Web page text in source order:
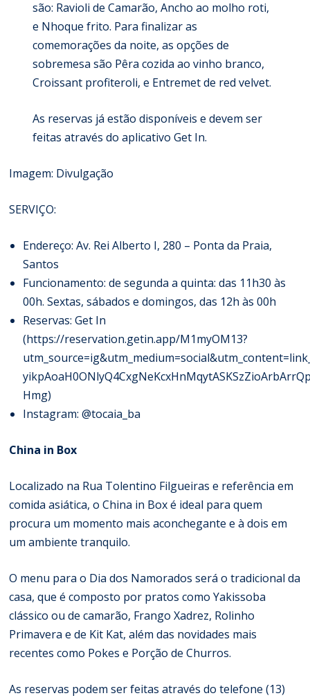
são: Ravioli de Camarão, Ancho ao molho roti,
e Nhoque frito. Para finalizar as
comemorações da noite, as opções de
sobremesa são Pêra cozida ao vinho branco,
Croissant profiteroli, e Entremet de red velvet.
As reservas já estão disponíveis e devem ser
feitas através do aplicativo Get In.
Imagem: Divulgação
SERVIÇO:
Endereço: Av. Rei Alberto I, 280 – Ponta da Praia,
Santos
Funcionamento: de segunda a quinta: das 11h30 às
00h. Sextas, sábados e domingos, das 12h às 00h
Reservas: Get In
(https://reservation.getin.app/M1myOM13?
Hmg)
Instagram: @tocaia_ba
China in Box
Localizado na Rua Tolentino Filgueiras e referência em
comida asiática, o China in Box é ideal para quem
procura um momento mais aconchegante e à dois em
um ambiente tranquilo.
O menu para o Dia dos Namorados será o tradicional da
casa, que é composto por pratos como Yakissoba
clássico ou de camarão, Frango Xadrez, Rolinho
Primavera e de Kit Kat, além das novidades mais
recentes como Pokes e Porção de Churros.
As reservas podem ser feitas através do telefone (13)